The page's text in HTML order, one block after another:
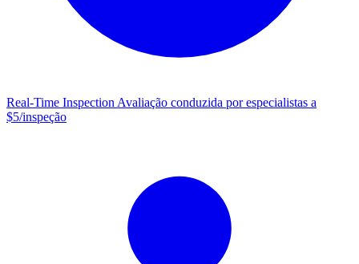
Real-Time Inspection Avaliação conduzida por especialistas a
$5/inspeção